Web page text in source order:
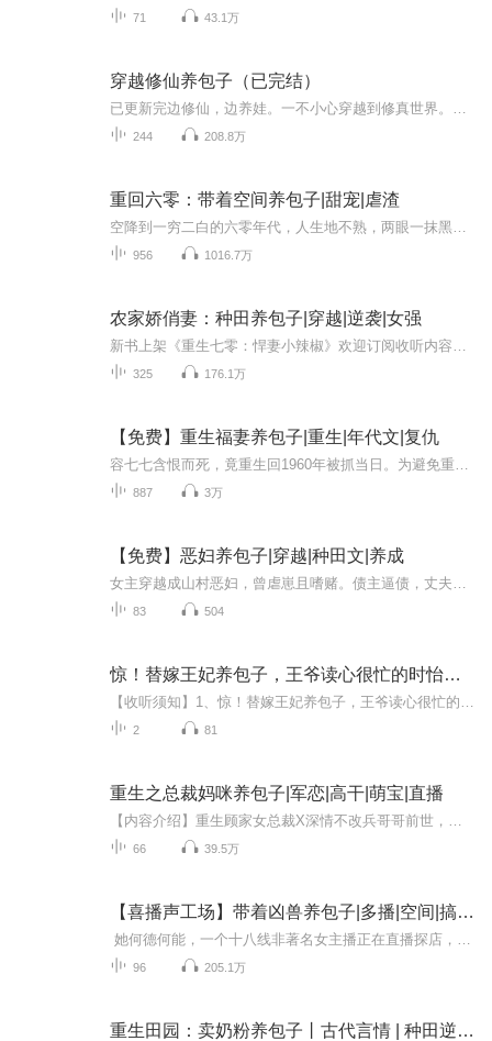
71 43.1万
穿越修仙养包子（已完结）
244 208.8万
重回六零：带着空间养包子|甜宠|虐渣
956 1016.7万
农家娇俏妻：种田养包子|穿越|逆袭|女强
325 176.1万
【免费】重生福妻养包子|重生|年代文|复仇
887 3万
【免费】恶妇养包子|穿越|种田文|养成
83 504
惊！替嫁王妃养包子，王爷读心很忙的时怡叶凌风
2 81
重生之总裁妈咪养包子|军恋|高干|萌宝|直播
66 39.5万
【喜播声工场】带着凶兽养包子|多播|空间|搞笑|爽文
96 205.1万
重生田园：卖奶粉养包子丨古代言情 | 种田逆袭养萌娃